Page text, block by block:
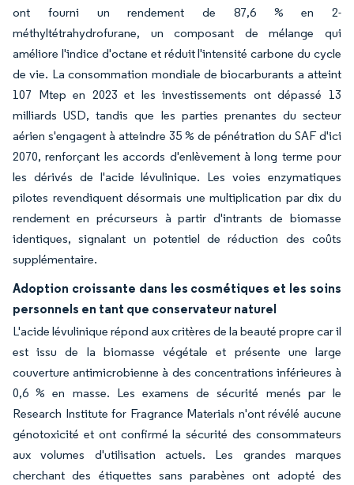
ont fourni un rendement de 87,6 % en 2-
méthyltétrahydrofurane, un composant de mélange qui
améliore l'indice d'octane et réduit l'intensité carbone du cycle
de vie. La consommation mondiale de biocarburants a atteint
107 Mtep en 2023 et les investissements ont dépassé 13
milliards USD, tandis que les parties prenantes du secteur
aérien s'engagent à atteindre 35 % de pénétration du SAF d'ici
2070, renforçant les accords d'enlèvement à long terme pour
les dérivés de l'acide lévulinique. Les voies enzymatiques
pilotes revendiquent désormais une multiplication par dix du
rendement en précurseurs à partir d'intrants de biomasse
identiques, signalant un potentiel de réduction des coûts
supplémentaire.
Adoption croissante dans les cosmétiques et les soins
personnels en tant que conservateur naturel
L'acide lévulinique répond aux critères de la beauté propre car il
est issu de la biomasse végétale et présente une large
couverture antimicrobienne à des concentrations inférieures à
0,6 % en masse. Les examens de sécurité menés par le
Research Institute for Fragrance Materials n'ont révélé aucune
génotoxicité et ont confirmé la sécurité des consommateurs
aux volumes d'utilisation actuels. Les grandes marques
cherchant des étiquettes sans parabènes ont adopté des